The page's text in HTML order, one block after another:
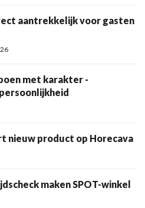
aantrekkelijk voor gasten
met karakter -
nieuw product op Horecava
maken SPOT-winkel